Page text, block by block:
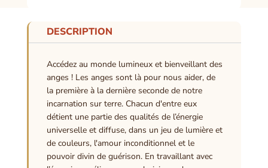
DESCRIPTION
Accédez au monde lumineux et bienveillant des
anges ! Les anges sont là pour nous aider, de
la première à la dernière seconde de notre
incarnation sur terre. Chacun d'entre eux
détient une partie des qualités de l’énergie
universelle et diffuse, dans un jeu de lumière et
de couleurs, l'amour inconditionnel et le
pouvoir divin de guérison. En travaillant avec